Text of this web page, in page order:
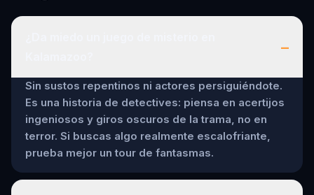
–
Sin sustos repentinos ni actores persiguiéndote.
Es una historia de detectives: piensa en acertijos
ingeniosos y giros oscuros de la trama, no en
terror. Si buscas algo realmente escalofriante,
prueba mejor un tour de fantasmas.